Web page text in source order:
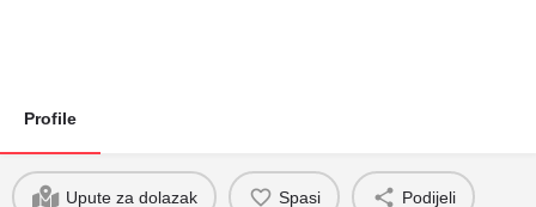
Profile
Upute za dolazak Spasi Podijeli